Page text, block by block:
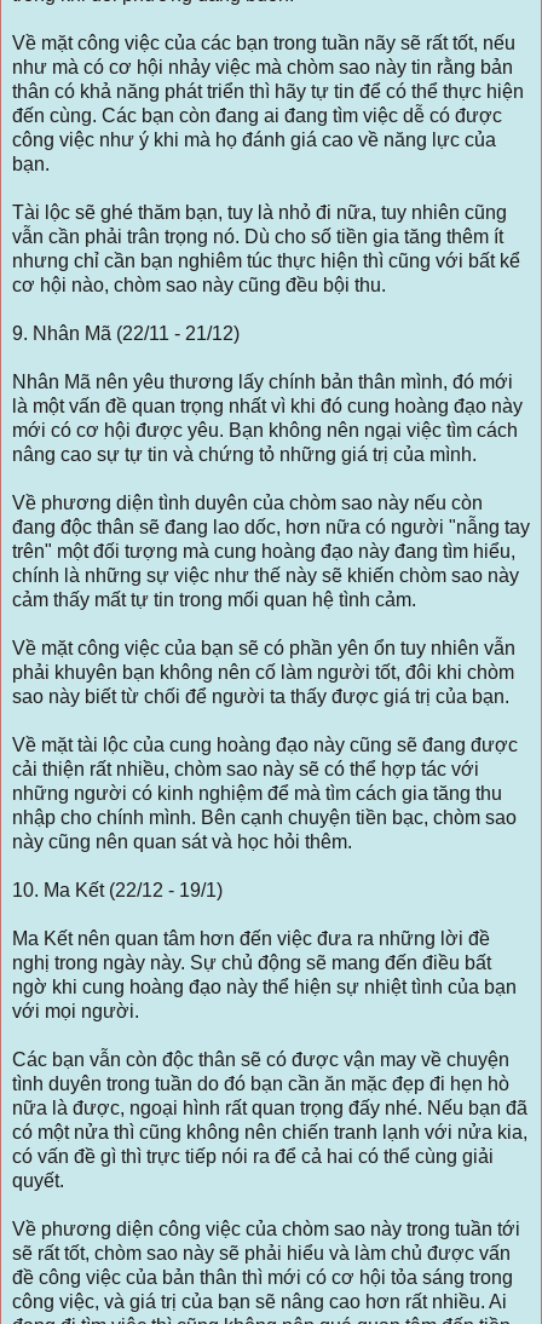
Về mặt công việc của các bạn trong tuần nãy sẽ rất tốt, nếu
như mà có cơ hội nhảy việc mà chòm sao này tin rằng bản
thân có khả năng phát triển thì hãy tự tin để có thể thực hiện
đến cùng. Các bạn còn đang ai đang tìm việc dễ có được
công việc như ý khi mà họ đánh giá cao về năng lực của
bạn.
Tài lộc sẽ ghé thăm bạn, tuy là nhỏ đi nữa, tuy nhiên cũng
vẫn cần phải trân trọng nó. Dù cho số tiền gia tăng thêm ít
nhưng chỉ cần bạn nghiêm túc thực hiện thì cũng với bất kể
cơ hội nào, chòm sao này cũng đều bội thu.
9. Nhân Mã (22/11 - 21/12)
Nhân Mã nên yêu thương lấy chính bản thân mình, đó mới
là một vấn đề quan trọng nhất vì khi đó cung hoàng đạo này
mới có cơ hội được yêu. Bạn không nên ngại việc tìm cách
nâng cao sự tự tin và chứng tỏ những giá trị của mình.
Về phương diện tình duyên của chòm sao này nếu còn
đang độc thân sẽ đang lao dốc, hơn nữa có người "nẫng tay
trên" một đối tượng mà cung hoàng đạo này đang tìm hiểu,
chính là những sự việc như thế này sẽ khiến chòm sao này
cảm thấy mất tự tin trong mối quan hệ tình cảm.
Về mặt công việc của bạn sẽ có phần yên ổn tuy nhiên vẫn
phải khuyên bạn không nên cố làm người tốt, đôi khi chòm
sao này biết từ chối để người ta thấy được giá trị của bạn.
Về mặt tài lộc của cung hoàng đạo này cũng sẽ đang được
cải thiện rất nhiều, chòm sao này sẽ có thể hợp tác với
những người có kinh nghiệm để mà tìm cách gia tăng thu
nhập cho chính mình. Bên cạnh chuyện tiền bạc, chòm sao
này cũng nên quan sát và học hỏi thêm.
10. Ma Kết (22/12 - 19/1)
Ma Kết nên quan tâm hơn đến việc đưa ra những lời đề
nghị trong ngày này. Sự chủ động sẽ mang đến điều bất
ngờ khi cung hoàng đạo này thể hiện sự nhiệt tình của bạn
với mọi người.
Các bạn vẫn còn độc thân sẽ có được vận may về chuyện
tình duyên trong tuần do đó bạn cần ăn mặc đẹp đi hẹn hò
nữa là được, ngoại hình rất quan trọng đấy nhé. Nếu bạn đã
có một nửa thì cũng không nên chiến tranh lạnh với nửa kia,
có vấn đề gì thì trực tiếp nói ra để cả hai có thể cùng giải
quyết.
Về phương diện công việc của chòm sao này trong tuần tới
sẽ rất tốt, chòm sao này sẽ phải hiểu và làm chủ được vấn
đề công việc của bản thân thì mới có cơ hội tỏa sáng trong
công việc, và giá trị của bạn sẽ nâng cao hơn rất nhiều. Ai